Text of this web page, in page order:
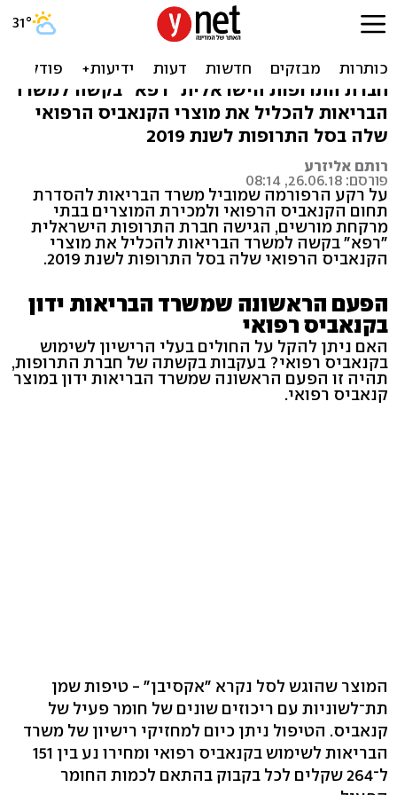
קנאביס רפואי הוגש לסל
חברת התרופות הישראלית "רפא" בקשה למשרד
הבריאות להכליל את מוצרי הקנאביס הרפואי
שלה בסל התרופות לשנת 2019
רותם אליזרע
פורסם: 26.06.18, 08:14
על רקע הרפורמה שמוביל משרד הבריאות להסדרת
תחום הקנאביס הרפואי ולמכירת המוצרים בבתי
מרקחת מורשים, הגישה חברת התרופות הישראלית
"רפא" בקשה למשרד הבריאות להכליל את מוצרי
הקנאביס הרפואי שלה בסל התרופות לשנת 2019.
הפעם הראשונה שמשרד הבריאות ידון
בקנאביס רפואי
האם ניתן להקל על החולים בעלי הרישיון לשימוש
בקנאביס רפואי? בעקבות בקשתה של חברת התרופות,
תהיה זו הפעם הראשונה שמשרד הבריאות ידון במוצר
קנאביס רפואי.
המוצר שהוגש לסל נקרא "אקסיבן" - טיפות שמן
תת־לשוניות עם ריכוזים שונים של חומר פעיל של
קנאביס. הטיפול ניתן כיום למחזיקי רישיון של משרד
הבריאות לשימוש בקנאביס רפואי ומחירו נע בין 151
ל־264 שקלים לכל בקבוק בהתאם לכמות החומר